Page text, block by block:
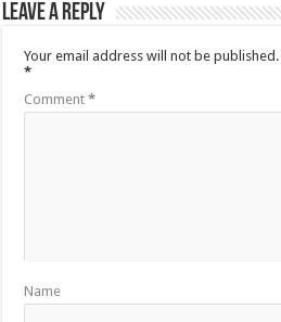
Leave a Reply
Your email address will not be published.
*
Comment*
Name